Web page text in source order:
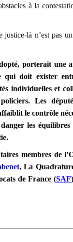
à la
justice-là n’est pas
porterait une
qui doit exister
individuelles et
Les
le contrôle
les
membres de
, La
de France (SAF